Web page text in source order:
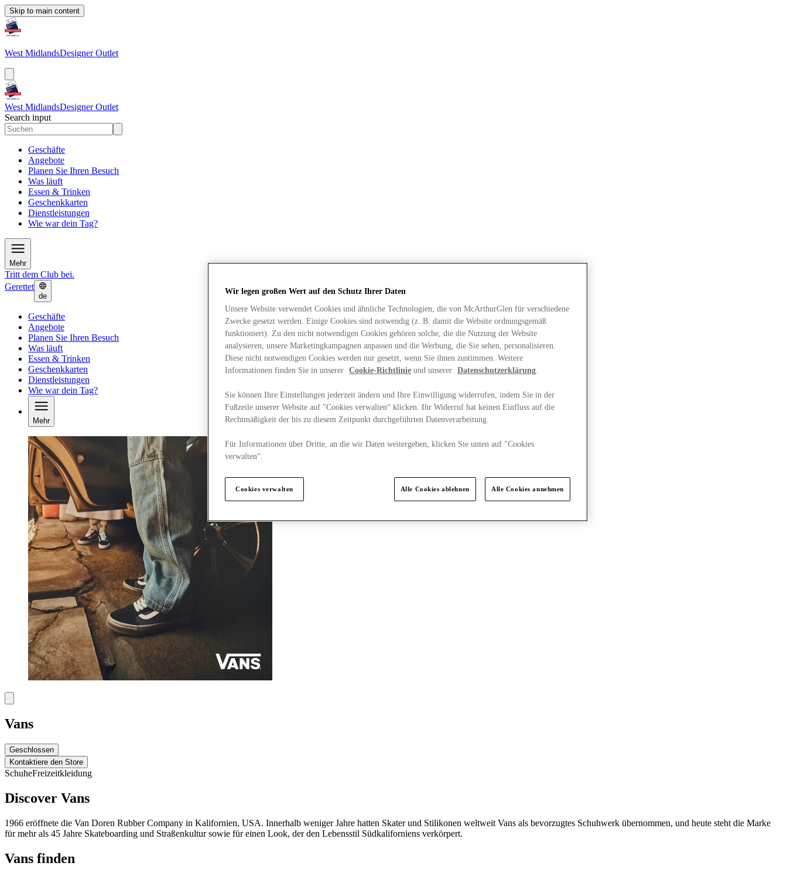
Skip to main content
West MidlandsDesigner Outlet
West MidlandsDesigner Outlet
Search input
Geschäfte
Angebote
Planen Sie Ihren Besuch
Was läuft
Essen & Trinken
Geschenkkarten
Dienstleistungen
Wie war dein Tag?
Mehr
Tritt dem Club bei.
Gerettet
de
Geschäfte
Angebote
Planen Sie Ihren Besuch
Was läuft
Essen & Trinken
Geschenkkarten
Dienstleistungen
Wie war dein Tag?
Mehr
Vans
Geschlossen
Kontaktiere den Store
SchuheFreizeitkleidung
Discover Vans
1966 eröffnete die Van Doren Rubber Company in Kalifornien, USA. Innerhalb weniger Jahre hatten Skater und Stilikonen weltweit Vans als bevorzugtes Schuhwerk übernommen, und heute steht die Marke
für mehr als 45 Jahre Skateboarding und Straßenkultur sowie für einen Look, der den Lebensstil Südkaliforniens verkörpert.
Vans finden
Wir legen großen Wert auf den Schutz Ihrer Daten
Unsere Website verwendet Cookies und ähnliche Technologien, die von McArthurGlen für verschiedene
Zwecke gesetzt werden. Einige Cookies sind notwendig (z. B. damit die Website ordnungsgemäß
funktioniert). Zu den nicht notwendigen Cookies gehören solche, die die Nutzung der Website
analysieren, unsere Marketingkampagnen anpassen und die Werbung, die Sie sehen, personalisieren.
Diese nicht notwendigen Cookies werden nur gesetzt, wenn Sie ihnen zustimmen. Weitere
Informationen finden Sie in unserer Cookie-Richtlinie und unserer Datenschutzerklärung.
Sie können Ihre Einstellungen jederzeit ändern und Ihre Einwilligung widerrufen, indem Sie in der
Fußzeile unserer Website auf "Cookies verwalten“ klicken. Ihr Widerruf hat keinen Einfluss auf die
Rechtmäßigkeit der bis zu diesem Zeitpunkt durchgeführten Datenverarbeitung.
Für Informationen über Dritte, an die wir Daten weitergeben, klicken Sie unten auf "Cookies
verwalten“.
Cookies verwalten Alle Cookies ablehnen Alle Cookies annehmen